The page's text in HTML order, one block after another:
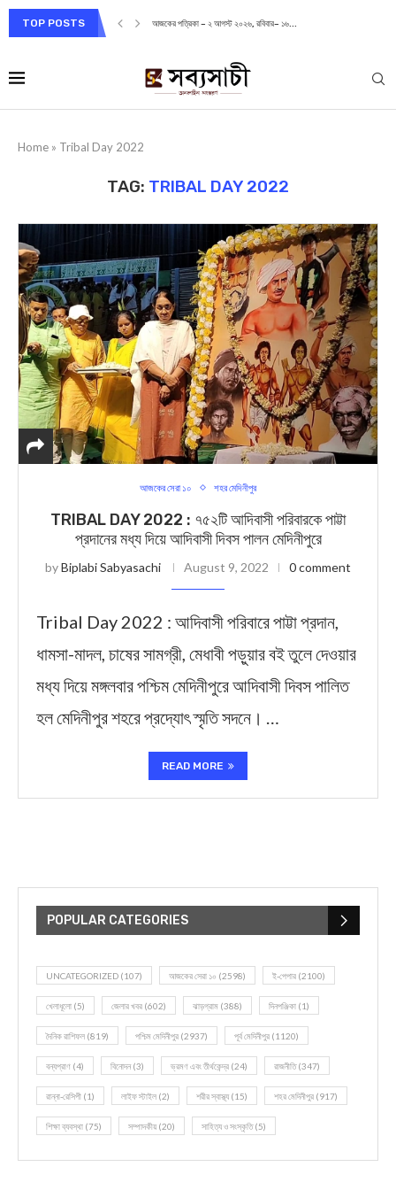
TOP POSTS আজকের পত্রিকা – ২ আগস্ট ২০২৬, রবিবার– ১৬...
Home » Tribal Day 2022
TAG: TRIBAL DAY 2022
আজকের সেরা ১০ শহর মেদিনীপুর
TRIBAL DAY 2022 : ৭৫২টি আদিবাসী পরিবারকে পাট্টা
প্রদানের মধ্য দিয়ে আদিবাসী দিবস পালন মেদিনীপুরে
byBiplabi Sabyasachi August 9, 2022 0 comment
Tribal Day 2022 : আদিবাসী পরিবারে পাট্টা প্রদান,
ধামসা-মাদল, চাষের সামগ্রী, মেধাবী পড়ুয়ার বই তুলে দেওয়ার
মধ্য দিয়ে মঙ্গলবার পশ্চিম মেদিনীপুরে আদিবাসী দিবস পালিত
হল মেদিনীপুর শহরে প্রদ্যোৎ স্মৃতি সদনে। …
READ MORE
POPULAR CATEGORIES
UNCATEGORIZED (107) আজকের সেরা ১০ (2598) ই-পেপার (2100)
খেলাধূলো (5) জেলার খবর (602) ঝাড়গ্রাম (388) দিনপঞ্জিকা (1)
দৈনিক রাশিফল (819) পশ্চিম মেদিনীপুর (2937) পূর্ব মেদিনীপুর (1120)
বন্যপ্রাণ (4) বিনোদন(3) ভ্রমণ এবং তীর্থকেন্দ্র (24) রাজনীতি(347)
রান্না-রেসিপী (1) লাইফ স্টাইল (2) শরীর স্বাস্থ্য (15) শহর মেদিনীপুর (917)
শিক্ষা ব্যবস্থা (75) সম্পাদকীয় (20) সাহিত্য ও সংস্কৃতি(5)